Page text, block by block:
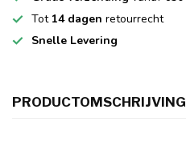
Tot 14 dagen retourrecht
Snelle Levering
PRODUCTOMSCHRIJVING